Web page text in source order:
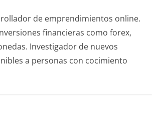
de emprendimientos online.
financieras como forex,
Investigador de nuevos
a personas con cocimiento